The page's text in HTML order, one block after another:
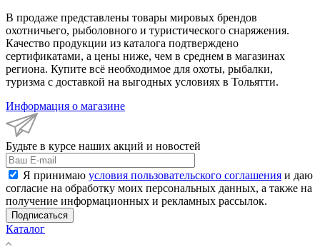
В продаже представлены товары мировых брендов
охотничьего, рыболовного и туристического снаряжения.
Качество продукции из каталога подтверждено
сертификатами, а цены ниже, чем в среднем в магазинах
региона. Купите всё необходимое для охоты, рыбалки,
туризма с доставкой на выгодных условиях в Тольятти.
Информация о магазине
Будьте в курсе наших акций и новостей
Я принимаю условия пользовательского соглашения и даю
согласие на обработку моих персональных данных, а также на
получение информационных и рекламных рассылок.
Подписаться
Каталог